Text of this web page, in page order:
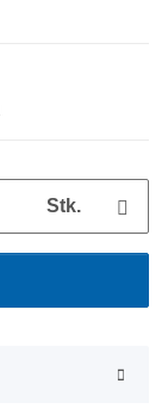
Stk.